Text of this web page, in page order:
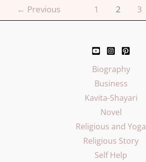
← Previous 1 2 3
Biography
Business
Kavita-Shayari
Novel
Religious and Yoga
Religious Story
Self Help